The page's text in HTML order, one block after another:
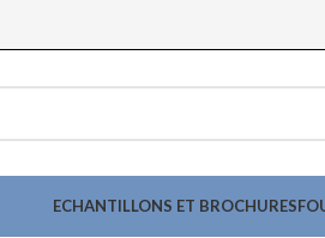
ECHANTILLONS ET BROCHURES